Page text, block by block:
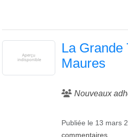
La Grande
Maures
Nouveaux
Publiée le 13 mars
commentaires